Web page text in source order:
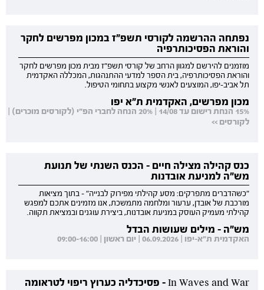
נפתחה ההרשמה לקורסי תשפ"ז במכון מפרשים לחקר
והוראת הפסיכותרפיה
מוזמנים להירשם למגוון הרחב של קורסי תשפ"ז מבית מכון מפרשים לחקר
והוראת הפסיכותרפיה, בית הספר למדעי ההתנהגות, המכללה האקדמית
תל אביב-יפו, המוצעים לאנשי מקצוע בתחומי הטיפול.
מכון מפרשים, האקדמית ת"א יפו
15% הנחת רישום עד 14/08 | 20% הנחה לחברי הפ"י (לקורסים מוכרים) |
לקורסים >>
כנס קהילה מצילה חיים - הכנס השנתי של תנועת
מש"ה למניעת אובדנות
"כשהדברים מתפרקים: מסע קהילתי מפירוק לבנייה" - בתוך מציאות
מורכבת של אובדן, ערעור ומלחמה מתמשכת, אנו מזמינים אתכם למפגש
קהילתי מעמיק העוסק במניעת אובדנות, ביצירת עוגנים ובמציאת תקווה.
מש"ה - מילים שעושות הבדל
האקדמית ת"א-יפו | 06.09.2026 | יום ראשון | 09:00-16:00
In Waves and War - פסיכדליה כערוץ ריפוי לטראומה